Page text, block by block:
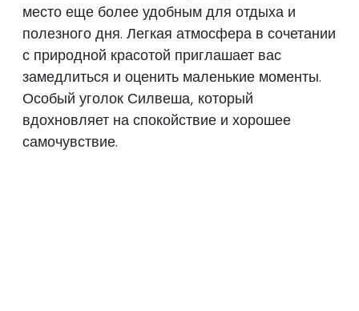
место еще более удобным для отдыха и
полезного дня. Легкая атмосфера в сочетании
с природной красотой приглашает вас
замедлиться и оценить маленькие моменты.
Особый уголок Силвеша, который
вдохновляет на спокойствие и хорошее
самочувствие.